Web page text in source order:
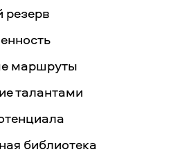
маршруты
талантами
библиотека